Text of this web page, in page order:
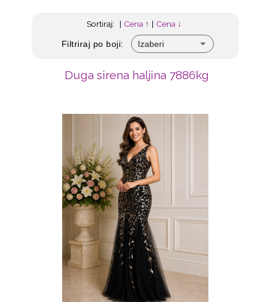
Sortiraj: | Cena ↑ | Cena ↓
Filtriraj po boji:
Duga sirena haljina 7886kg